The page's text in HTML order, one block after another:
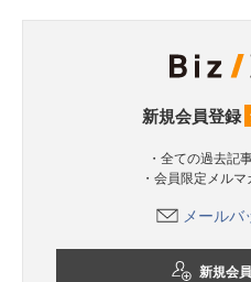
新規会員登録
・全ての過去記
・会員限定メル
メール
新規会